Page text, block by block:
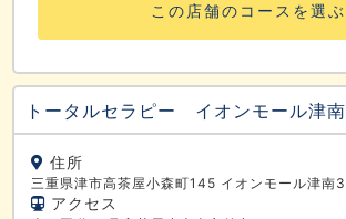
この店舗のコースを選ぶ
トータルセラピー イオンモール津
住所
三重県津市高茶屋小森町145 イオンモール津南
アクセス